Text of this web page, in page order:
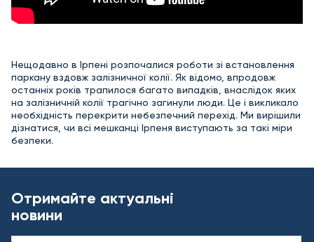
Нещодавно в Ірпені розпочалися роботи зі встановлення
паркану вздовж залізничної колії. Як відомо, впродовж
останніх років трапилося багато випадків, внаслідок яких
на залізничній колії трагічно загинули люди. Це і викликало
необхідність перекрити небезпечний перехід. Ми вирішили
дізнатися, чи всі мешканці Ірпеня виступають за такі міри
безпеки.
Отримайте актуальні
новини